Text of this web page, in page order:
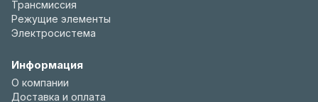
Трансмиссия
Режущие элементы
Электросистема
Информация
О компании
Доставка и оплата